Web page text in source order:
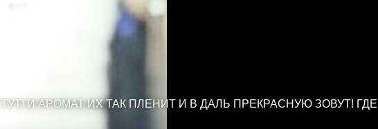
И АРОМАТ ИХ ТАК ПЛЕНИТ И В ДАЛЬ ПРЕКРАСНУЮ ЗОВУТ!